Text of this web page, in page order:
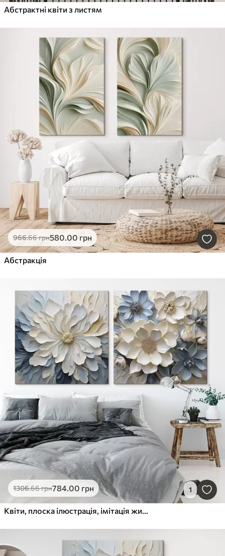
Абстрактні квіти з листям
966.66грн580.00 грн
Абстракція
1306.66грн784.00 грн 1
Квіти, плоска ілюстрація, імітація живопису